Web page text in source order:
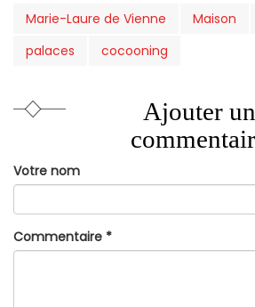
Marie-Laure de Vienne Maison
palaces
cocooning
Ajouter un
Votre nom
Commentaire *